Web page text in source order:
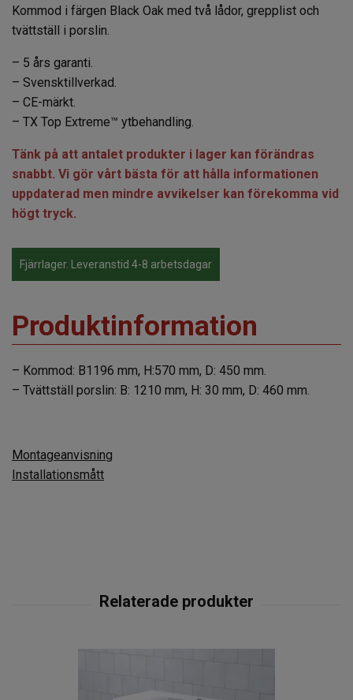
Kommod i färgen Black Oak med två lådor, grepplist och
tvättställ i porslin.
– 5 års garanti.
– Svensktillverkad.
– CE-märkt.
– TX Top Extreme™ ytbehandling.
Tänk på att antalet produkter i lager kan förändras
snabbt. Vi gör vårt bästa för att hålla informationen
uppdaterad men mindre avvikelser kan förekomma vid
högt tryck.
Fjärrlager. Leveranstid 4-8 arbetsdagar
Produktinformation
– Kommod: B1196 mm, H:570 mm, D: 450 mm.
– Tvättställ porslin: B: 1210 mm, H: 30 mm, D: 460 mm.
Montageanvisning
Installationsmått